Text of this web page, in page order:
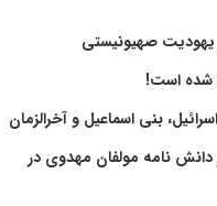
صهیونیستی
شده است!
بنی اسماعیل و آخرالزمان
دانش نامه مولفان مهدوی در